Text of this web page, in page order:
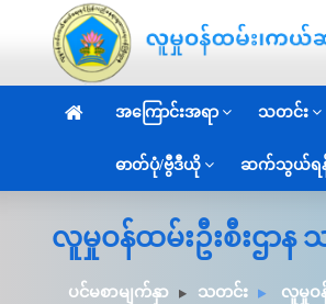
အကြောင်းအရာ သတင်း
ဓာတ်ပုံ/ဗွီဒီယို ဆက်သွယ်ရ
လူမှုဝန်ထမ်းဦးစီးဌာန
ပင်မစာမျက်နှာ သတင်း လူမှုဝ